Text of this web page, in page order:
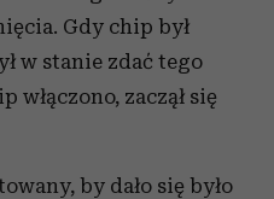
Gdy chip był
w stanie zdać tego
włączono, zaczął się
by dało się było